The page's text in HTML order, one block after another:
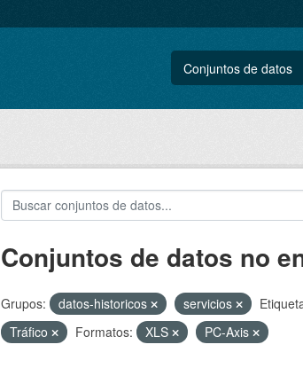
Conjuntos de datos
Conjuntos de datos no
Grupos: datos-historicos servicios
Tráfico
Formatos: XLS PC-Axis